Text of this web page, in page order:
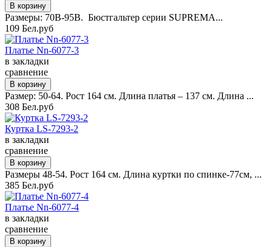
Размеры: 70B-95B. Бюстгальтер серии SUPREMA...
109 Бел.руб
Платье Nn-6077-3
в закладки
сравнение
Размер: 50-64. Рост 164 см. Длина платья – 137 см. Длина ...
308 Бел.руб
Куртка LS-7293-2
в закладки
сравнение
Размеры 48-54. Рост 164 см. Длина куртки по спинке-77см, ...
385 Бел.руб
Платье Nn-6077-4
в закладки
сравнение